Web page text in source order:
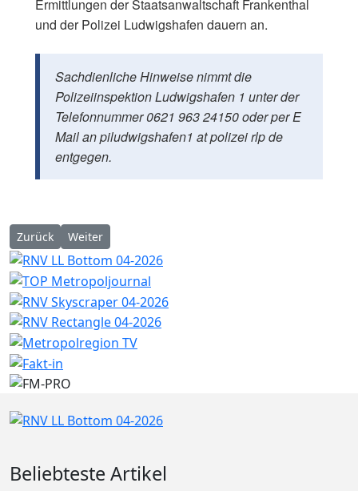
Ermittlungen der Staatsanwaltschaft Frankenthal
und der Polizei Ludwigshafen dauern an.
Sachdienliche Hinweise nimmt die
Polizeiinspektion Ludwigshafen 1 unter der
Telefonnummer 0621 963 24150 oder per E
Mail an piludwigshafen1 at polizei rlp de
entgegen.
Vorheriger Beitrag: Ludwigshafen: Öffentlichkeitsfahndung
Zurück Nächster Beitrag: Ludwigshafen-Rheingönheim:
Weiter
Beliebteste Artikel